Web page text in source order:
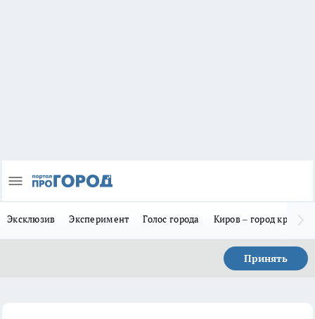
Эксклюзив Эксперимент Голос города Киров – город
Принять